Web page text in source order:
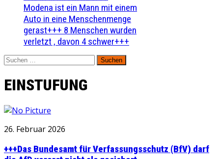
Modena ist ein Mann mit einem
Auto in eine Menschenmenge
gerast+++ 8 Menschen wurden
verletzt , davon 4 schwer+++
Suchen
nach:
EINSTUFUNG
26. Februar 2026
+++Das Bundesamt für Verfassungsschutz (BfV) darf